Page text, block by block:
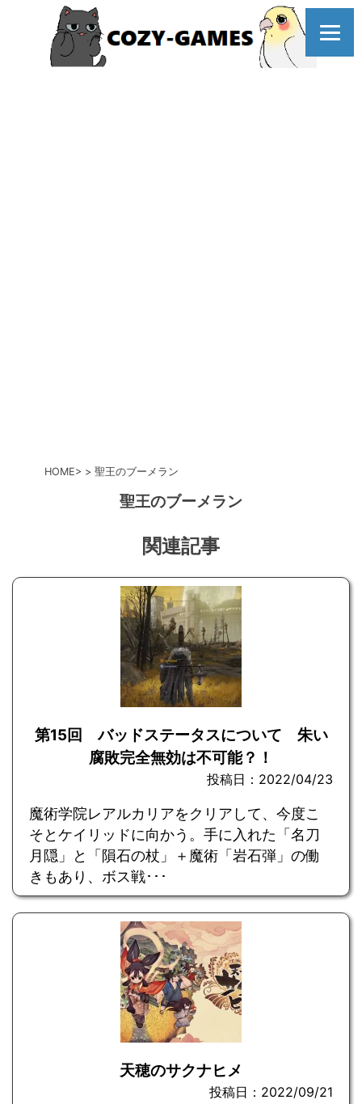
HOME 聖王のブーメラン
聖王のブーメラン
関連記事
第15回 バッドステータスについて 朱い
腐敗完全無効は不可能？！
投稿日：2022/04/23
魔術学院レアルカリアをクリアして、今度こ
そとケイリッドに向かう。手に入れた「名刀
月隠」と「隕石の杖」＋魔術「岩石弾」の働
きもあり、ボス戦･･･
天穂のサクナヒメ
投稿日：2022/09/21